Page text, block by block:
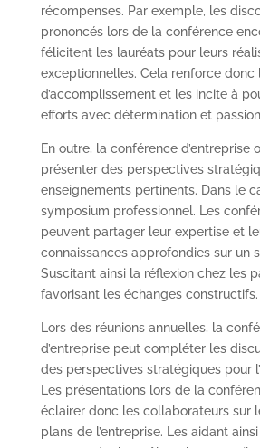
récompenses. Par exemple, les
prononcés lors de la conférence
félicitent les lauréats pour leurs
exceptionnelles. Cela renforce donc
d’accomplissement et les incite à
efforts avec détermination et
En outre, la conférence d’entreprise
présenter des perspectives
enseignements pertinents. Dans le
symposium professionnel. Les
peuvent partager leur expertise et
connaissances approfondies sur un
Suscitant ainsi la réflexion chez les
favorisant les échanges constructifs.
Lors des réunions annuelles, la
d’entreprise peut compléter les
des perspectives stratégiques pour
Les présentations lors de la
éclairer donc les collaborateurs sur
plans de l’entreprise. Les aidant